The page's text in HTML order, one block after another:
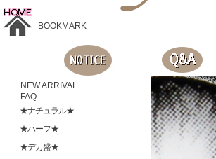
BOOKMARK
NEW ARRIVAL
FAQ
★ナチュラル★
★ハーフ★
★デカ盛★